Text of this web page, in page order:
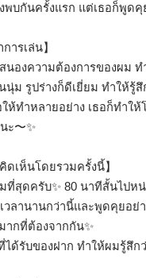
พบกันครั้งแรก แต่เธอก็พูด
การเล่น】
นองความต้องการของผม
นุ่ม รูปร่างก็ดีเยี่ยม ทำให้รู้
ห้ทำหลายอย่าง เธอก็ทำใ
〜✨️
คิดเห็นโดยรวมครั้งนี้】
ที่สุดครับ✨️ 80 นาทีสั้นไปห
วลานานกว่านี้และพูดคุยอย่
ากที่ต้องจากกัน✨️
ได้รับของฝาก ทำให้ผมรู้สึก